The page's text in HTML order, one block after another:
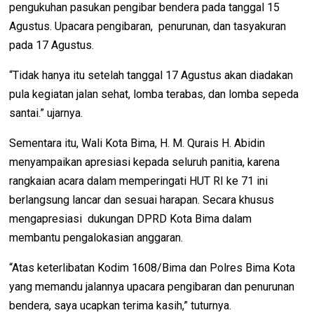
pengukuhan pasukan pengibar bendera pada tanggal 15
Agustus. Upacara pengibaran, penurunan, dan tasyakuran
pada 17 Agustus.
“Tidak hanya itu setelah tanggal 17 Agustus akan diadakan
pula kegiatan jalan sehat, lomba terabas, dan lomba sepeda
santai.” ujarnya.
Sementara itu, Wali Kota Bima, H. M. Qurais H. Abidin
menyampaikan apresiasi kepada seluruh panitia, karena
rangkaian acara dalam memperingati HUT RI ke 71 ini
berlangsung lancar dan sesuai harapan. Secara khusus
mengapresiasi dukungan DPRD Kota Bima dalam
membantu pengalokasian anggaran.
“Atas keterlibatan Kodim 1608/Bima dan Polres Bima Kota
yang memandu jalannya upacara pengibaran dan penurunan
bendera, saya ucapkan terima kasih,” tuturnya.